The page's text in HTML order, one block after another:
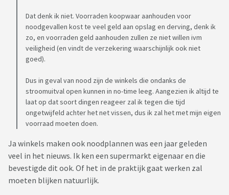
Dat denk ik niet. Voorraden koopwaar aanhouden voor
noodgevallen kost te veel geld aan opslag en derving, denk ik
zo, en voorraden geld aanhouden zullen ze niet willen ivm
veiligheid (en vindt de verzekering waarschijnlijk ook niet
goed).
Dus in geval van nood zijn de winkels die ondanks de
stroomuitval open kunnen in no-time leeg. Aangezien ik altijd te
laat op dat soort dingen reageer zal ik tegen die tijd
ongetwijfeld achter het net vissen, dus ik zal het met mijn eigen
voorraad moeten doen.
Ja winkels maken ook noodplannen was een jaar geleden
veel in het nieuws. Ik ken een supermarkt eigenaar en die
bevestigde dit ook. Of het in de praktijk gaat werken zal
moeten blijken natuurlijk.